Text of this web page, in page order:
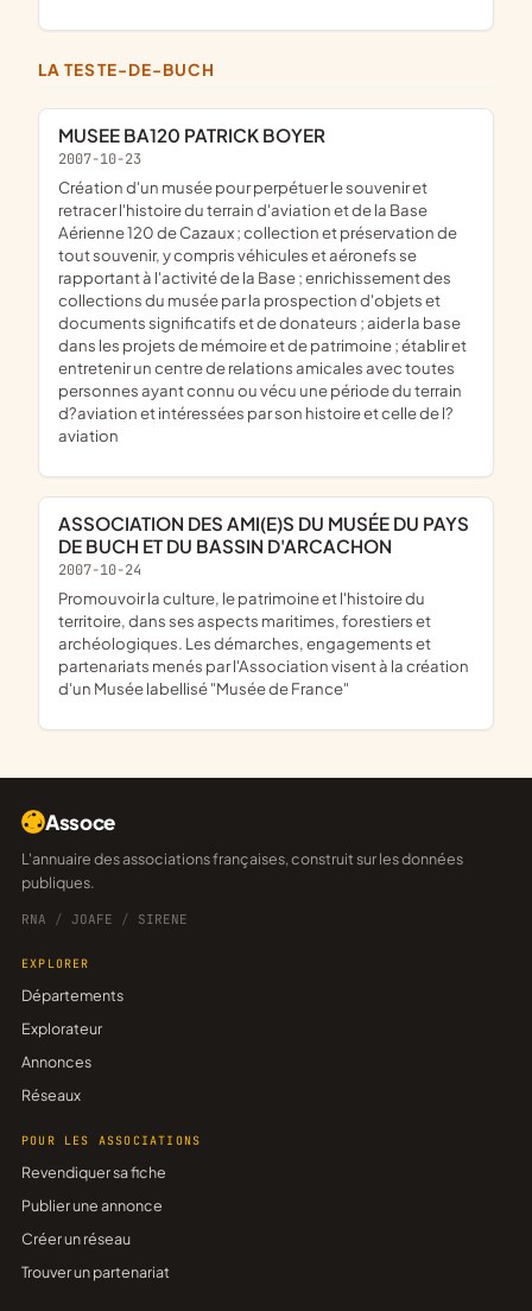
LA TESTE-DE-BUCH
MUSEE BA120 PATRICK BOYER
2007-10-23
création d'un musée pour perpétuer le souvenir et
retracer l'histoire du terrain d'aviation et de la Base
Aérienne 120 de Cazaux ; collection et préservation de
tout souvenir, y compris véhicules et aéronefs se
rapportant à l'activité de la Base ; enrichissement des
collections du musée par la prospection d'objets et
documents significatifs et de donateurs ; aider la base
dans les projets de mémoire et de patrimoine ; établir et
entretenir un centre de relations amicales avec toutes
personnes ayant connu ou vécu une période du terrain
d?aviation et intéressées par son histoire et celle de l?
aviation
ASSOCIATION DES AMI(E)S DU MUSÉE DU PAYS
DE BUCH ET DU BASSIN D'ARCACHON
2007-10-24
promouvoir la culture, le patrimoine et l'histoire du
territoire, dans ses aspects maritimes, forestiers et
archéologiques. Les démarches, engagements et
partenariats menés par l'Association visent à la création
d'un Musée labellisé "Musée de France"
Assoce
L'annuaire des associations françaises, construit sur les données
publiques.
RNA / JOAFE / SIRENE
EXPLORER
Départements
Explorateur
Annonces
Réseaux
POUR LES ASSOCIATIONS
Revendiquer sa fiche
Publier une annonce
Créer un réseau
Trouver un partenariat